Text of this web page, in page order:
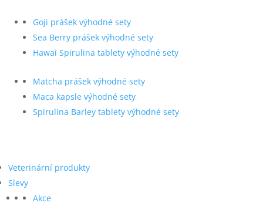
Goji prášek výhodné sety
Sea Berry prášek výhodné sety
Hawai Spirulina tablety výhodné sety
Matcha prášek výhodné sety
Maca kapsle výhodné sety
Spirulina Barley tablety výhodné sety
Veterinární produkty
Slevy
Akce